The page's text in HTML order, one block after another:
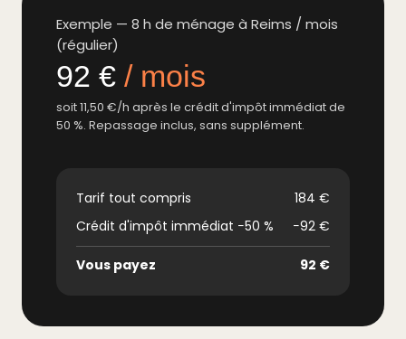
Exemple — 8 h de ménage à Reims / mois
(régulier)
92 € / mois
soit 11,50 €/h après le crédit d'impôt immédiat de
50 %. Repassage inclus, sans supplément.
Tarif tout compris
184 €
Crédit d'impôt immédiat −50 %
−92 €
Vous payez 92 €